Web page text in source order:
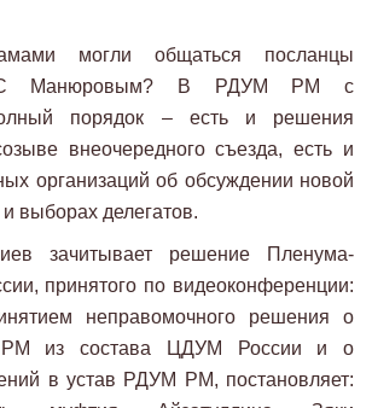
могли общаться посланцы
С Манюровым? В РДУМ РМ с
порядок – есть и решения
внеочередного съезда, есть и
организаций об обсуждении новой
выборах делегатов.
зачитывает решение Пленума-
принятого по видеоконференции:
неправомочного решения о
из состава ЦДУМ России и о
в устав РДУМ РМ, постановляет: